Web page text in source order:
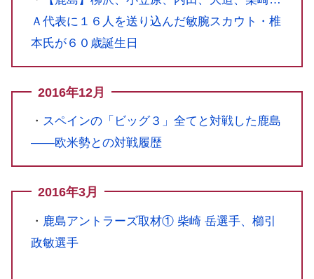
Ａ代表に１６人を送り込んだ敏腕スカウト・椎
本氏が６０歳誕生日
2016年12月
・ スペインの「ビッグ３」全てと対戦した鹿島
――欧米勢との対戦履歴
2016年3月
・ 鹿島アントラーズ取材① 柴崎 岳選手、櫛引
政敏選手